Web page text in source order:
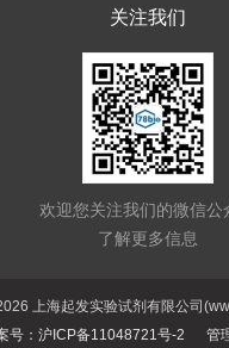
关注我们
欢迎您关注我们的微信公
了解更多信息
上海起发实验试剂有限公司
号：沪ICP备11048721号-2 管